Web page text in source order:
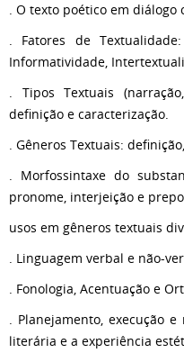
. O texto poético em diálogo
. Fatores de
Informatividade,
. Tipos Textuais
definição e caracterização.
. Gêneros Textuais:
. Morfossintaxe do
pronome, interjeição e
usos em gêneros textuais
. Linguagem verbal e não-
. Fonologia, Acentuação e
. Planejamento, execução
literária e a experiência